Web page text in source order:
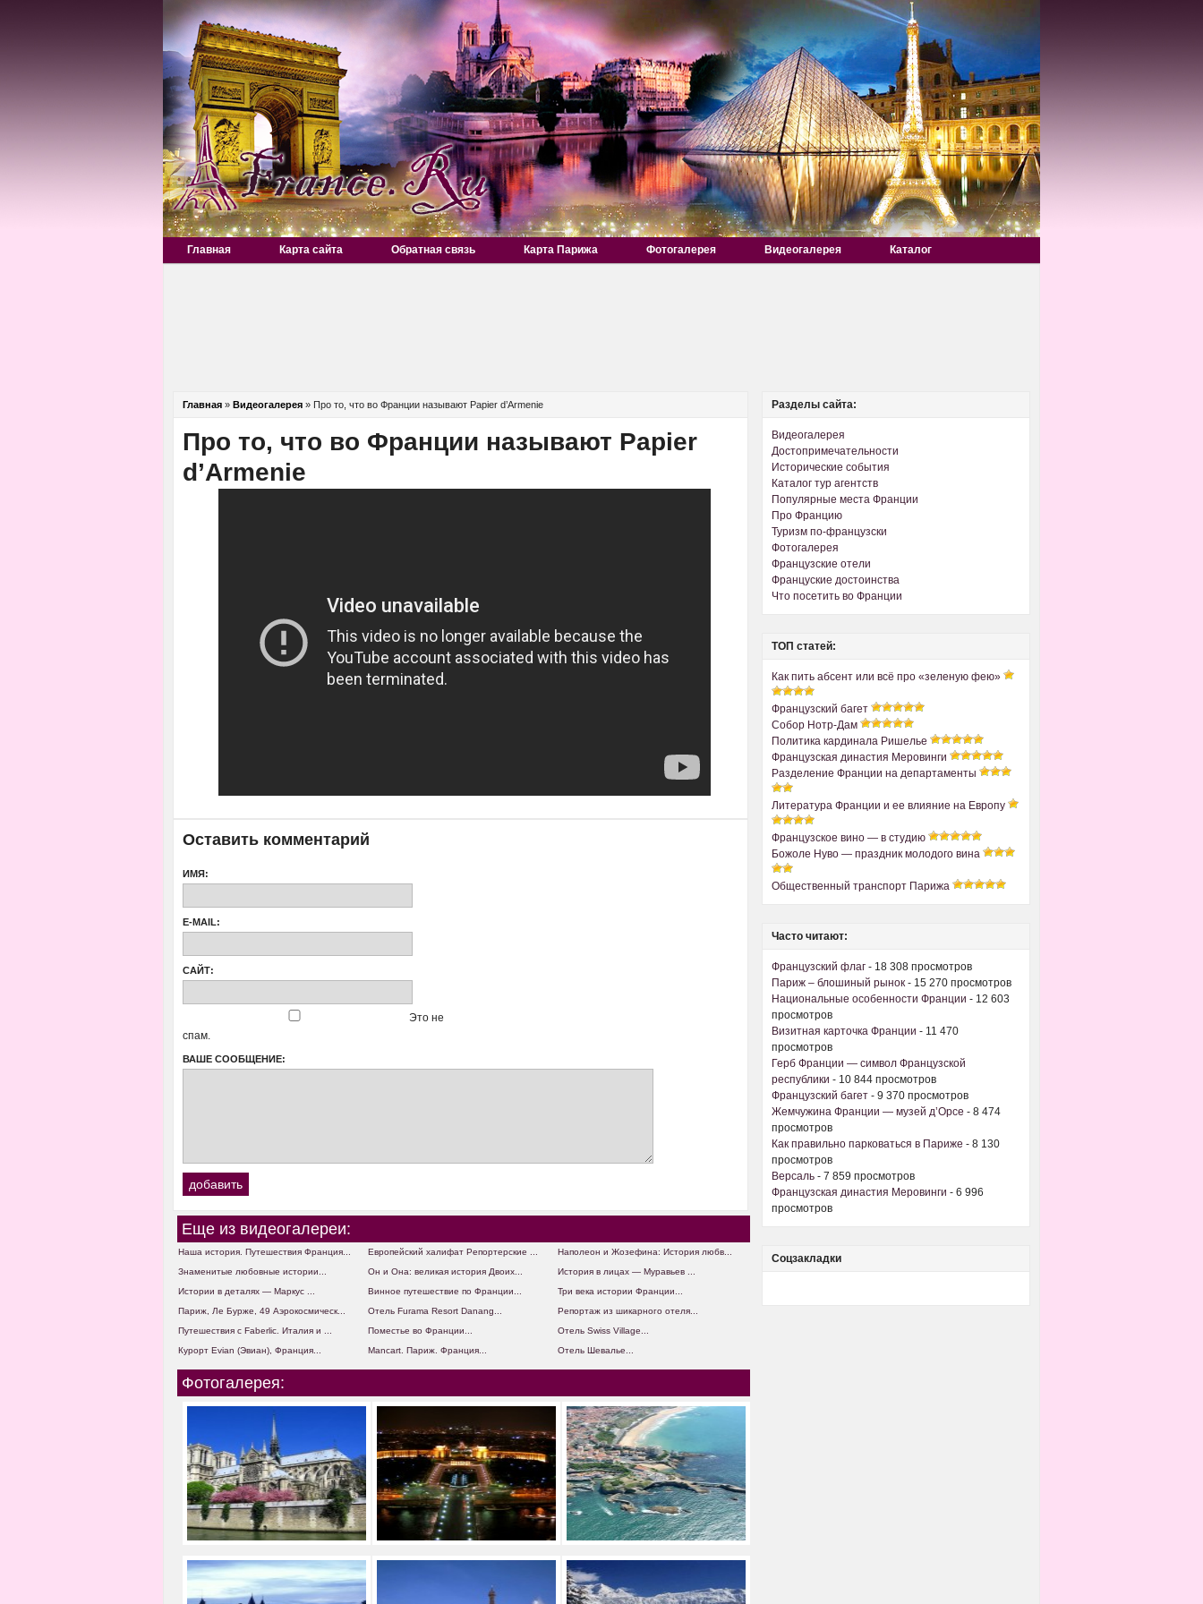
Главная Карта сайта Обратная связь Карта Парижа Фотогалерея Видеогалерея Каталог
Главная » Видеогалерея » Про то, что во Франции называют Papier d’Armenie
Про то, что во Франции называют Papier
d’Armenie
Оставить комментарий
ИМЯ:
E-MAIL:
САЙТ:
Это не
спам.
ВАШЕ СООБЩЕНИЕ:
Еще из видеогалереи:
Наша история. Путешествия Франция... Европейский халифат Репортерские ...
Наполеон и Жозефина: История любв...
Знаменитые любовные истории...
Он и Она: великая история Двоих...
История в лицах — Муравьев ...
Истории в деталях — Маркус ...
Винное путешествие по Франции...
Три века истории Франции...
Париж, Ле Бурже, 49 Аэрокосмическ...
Отель Furama Resort Danang...
Репортаж из шикарного отеля...
Путешествия с Faberlic. Италия и ...
Поместье во Франции...
Отель Swiss Village...
Курорт Evian (Эвиан), Франция...
Mancart. Париж. Франция... Отель Шевалье...
Фотогалерея:
Разделы сайта:
Видеогалерея
Достопримечательности
Исторические события
Каталог тур агентств
Популярные места Франции
Про Францию
Туризм по-французски
Фотогалерея
Французские отели
Француские достоинства
Что посетить во Франции
ТОП статей:
Как пить абсент или всё про «зеленую фею»
Французский багет
Собор Нотр-Дам
Политика кардинала Ришелье
Французская династия Меровинги
Разделение Франции на департаменты
Литература Франции и ее влияние на Европу
Французское вино — в студию
Божоле Нуво — праздник молодого вина
Общественный транспорт Парижа
Часто читают:
Французский флаг - 18 308 просмотров
Париж – блошиный рынок - 15 270 просмотров
Национальные особенности Франции - 12 603
просмотров
Визитная карточка Франции - 11 470
просмотров
Герб Франции — символ Французской
республики - 10 844 просмотров
Французский багет - 9 370 просмотров
Жемчужина Франции — музей д’Орсе - 8 474
просмотров
Как правильно парковаться в Париже - 8 130
просмотров
Версаль - 7 859 просмотров
Французская династия Меровинги - 6 996
просмотров
Соцзакладки